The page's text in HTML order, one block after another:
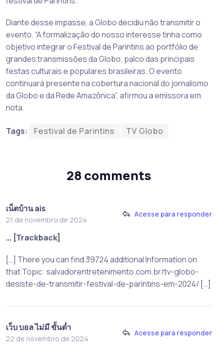
Diante desse impasse, a Globo decidiu não transmitir o
evento. “A formalização do nosso interesse tinha como
objetivo integrar o Festival de Parintins ao portfólio de
grandes transmissões da Globo, palco das principais
festas culturais e populares brasileiras. O evento
continuará presente na cobertura nacional do jornalismo
da Globo e da Rede Amazônica”, afirmou a emissora em
nota.
Tags: Festival de Parintins TV Globo
28 comments
เน็ตบ้าน ais
21 de novembro de 2024
Acesse para responder
… [Trackback]
[…] There you can find 39724 additional Information on
that Topic: salvadorentretenimento.com.br/tv-globo-
desiste-de-transmitir-festival-de-parintins-em-2024/ […]
เว็บ บอล ไม่มี ขั้นต่ำ
22 de novembro de 2024
Acesse para responder